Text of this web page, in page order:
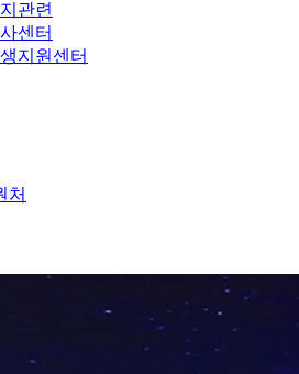
관련
센터
지원센터
처